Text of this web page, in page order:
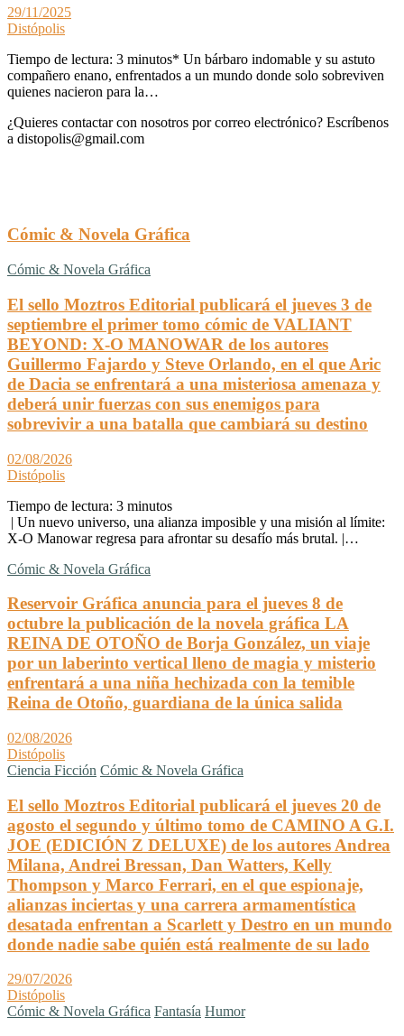
29/11/2025
Distópolis
Tiempo de lectura: 3 minutos* Un bárbaro indomable y su astuto
compañero enano, enfrentados a un mundo donde solo sobreviven
quienes nacieron para la…
¿Quieres contactar con nosotros por correo electrónico? Escríbenos
a distopolis@gmail.com
Cómic & Novela Gráfica
Cómic & Novela Gráfica
El sello Moztros Editorial publicará el jueves 3 de
septiembre el primer tomo cómic de VALIANT
BEYOND: X-O MANOWAR de los autores
Guillermo Fajardo y Steve Orlando, en el que Aric
de Dacia se enfrentará a una misteriosa amenaza y
deberá unir fuerzas con sus enemigos para
sobrevivir a una batalla que cambiará su destino
02/08/2026
Distópolis
Tiempo de lectura: 3 minutos
| Un nuevo universo, una alianza imposible y una misión al límite:
X-O Manowar regresa para afrontar su desafío más brutal. |…
Cómic & Novela Gráfica
Reservoir Gráfica anuncia para el jueves 8 de
octubre la publicación de la novela gráfica LA
REINA DE OTOÑO de Borja González, un viaje
por un laberinto vertical lleno de magia y misterio
enfrentará a una niña hechizada con la temible
Reina de Otoño, guardiana de la única salida
02/08/2026
Distópolis
Ciencia Ficción Cómic & Novela Gráfica
El sello Moztros Editorial publicará el jueves 20 de
agosto el segundo y último tomo de CAMINO A G.I.
JOE (EDICIÓN Z DELUXE) de los autores Andrea
Milana, Andrei Bressan, Dan Watters, Kelly
Thompson y Marco Ferrari, en el que espionaje,
alianzas inciertas y una carrera armamentística
desatada enfrentan a Scarlett y Destro en un mundo
donde nadie sabe quién está realmente de su lado
29/07/2026
Distópolis
Cómic & Novela Gráfica Fantasía Humor